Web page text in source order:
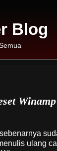
Blog
ulang